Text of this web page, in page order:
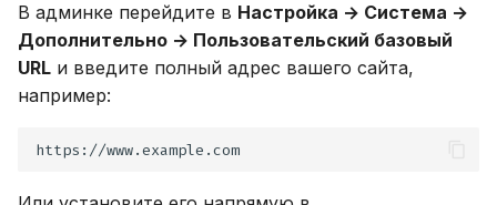
В админке перейдите в Настройка → Система →
Дополнительно → Пользовательский базовый
URL и введите полный адрес вашего сайта,
например: